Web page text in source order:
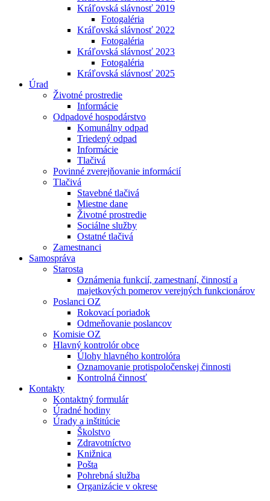
Kráľovská slávnosť 2019
Fotogaléria
Kráľovská slávnosť 2022
Fotogaléria
Kráľovská slávnosť 2023
Fotogaléria
Kráľovská slávnosť 2025
Úrad
Životné prostredie
Informácie
Odpadové hospodárstvo
Komunálny odpad
Triedený odpad
Informácie
Tlačivá
Povinné zverejňovanie informácií
Tlačivá
Stavebné tlačivá
Miestne dane
Životné prostredie
Sociálne služby
Ostatné tlačivá
Zamestnanci
Samospráva
Starosta
Oznámenia funkcií, zamestnaní, činností a
majetkových pomerov verejných funkcionárov
Poslanci OZ
Rokovací poriadok
Odmeňovanie poslancov
Komisie OZ
Hlavný kontrolór obce
Úlohy hlavného kontrolóra
Oznamovanie protispoločenskej činnosti
Kontrolná činnosť
Kontakty
Kontaktný formulár
Úradné hodiny
Úrady a inštitúcie
Školstvo
Zdravotníctvo
Knižnica
Pošta
Pohrebná služba
Organizácie v okrese